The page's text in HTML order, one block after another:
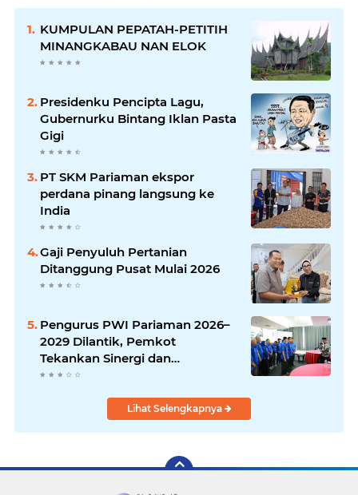
KUMPULAN PEPATAH-PETITIH
MINANGKABAU NAN ELOK
Presidenku Pencipta Lagu,
Gubernurku Bintang Iklan Pasta
Gigi
PT SKM Pariaman ekspor
perdana pinang langsung ke
India
Gaji Penyuluh Pertanian
Ditanggung Pusat Mulai 2026
Pengurus PWI Pariaman 2026–
2029 Dilantik, Pemkot
Tekankan Sinergi dan
Profesionalisme Pers
Lihat Selengkapnya